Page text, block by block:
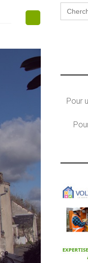
Search
for:
Pour